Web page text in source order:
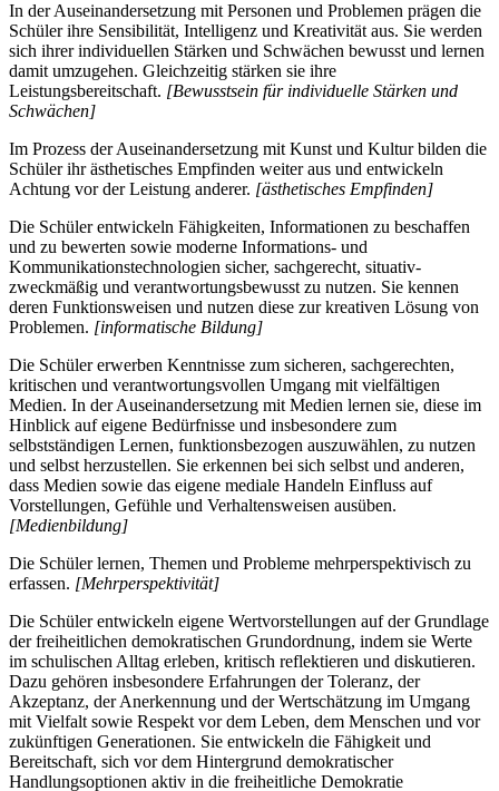
In der Auseinandersetzung mit Personen und Problemen prägen die
Schüler ihre Sensibilität, Intelligenz und Kreativität aus. Sie werden
sich ihrer individuellen Stärken und Schwächen bewusst und lernen
damit umzugehen. Gleichzeitig stärken sie ihre
Leistungsbereitschaft. [Bewusstsein für individuelle Stärken und
Schwächen]
Im Prozess der Auseinandersetzung mit Kunst und Kultur bilden die
Schüler ihr ästhetisches Empfinden weiter aus und entwickeln
Achtung vor der Leistung anderer. [ästhetisches Empfinden]
Die Schüler entwickeln Fähigkeiten, Informationen zu beschaffen
und zu bewerten sowie moderne Informations- und
Kommunikationstechnologien sicher, sachgerecht, situativ-
zweckmäßig und verantwortungsbewusst zu nutzen. Sie kennen
deren Funktionsweisen und nutzen diese zur kreativen Lösung von
Problemen. [informatische Bildung]
Die Schüler erwerben Kenntnisse zum sicheren, sachgerechten,
kritischen und verantwortungsvollen Umgang mit vielfältigen
Medien. In der Auseinandersetzung mit Medien lernen sie, diese im
Hinblick auf eigene Bedürfnisse und insbesondere zum
selbstständigen Lernen, funktionsbezogen auszuwählen, zu nutzen
und selbst herzustellen. Sie erkennen bei sich selbst und anderen,
dass Medien sowie das eigene mediale Handeln Einfluss auf
Vorstellungen, Gefühle und Verhaltensweisen ausüben.
[Medienbildung]
Die Schüler lernen, Themen und Probleme mehrperspektivisch zu
erfassen. [Mehrperspektivität]
Die Schüler entwickeln eigene Wertvorstellungen auf der Grundlage
der freiheitlichen demokratischen Grundordnung, indem sie Werte
im schulischen Alltag erleben, kritisch reflektieren und diskutieren.
Dazu gehören insbesondere Erfahrungen der Toleranz, der
Akzeptanz, der Anerkennung und der Wertschätzung im Umgang
mit Vielfalt sowie Respekt vor dem Leben, dem Menschen und vor
zukünftigen Generationen. Sie entwickeln die Fähigkeit und
Bereitschaft, sich vor dem Hintergrund demokratischer
Handlungsoptionen aktiv in die freiheitliche Demokratie